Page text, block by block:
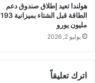
هولندا تعيد إطلاق صندوق دعم
الطاقة قبل الشتاء بميزانية 193
مليون يورو
يوليو 2, 2026
اترك تعليقاً